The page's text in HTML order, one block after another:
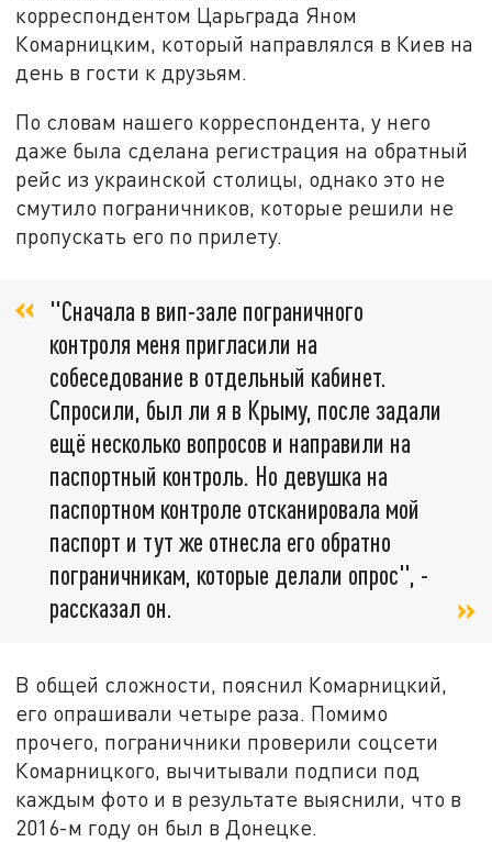
корреспондентом Царьграда Яном
Комарницким, который направлялся в Киев на
день в гости к друзьям.
По словам нашего корреспондента, у него
даже была сделана регистрация на обратный
рейс из украинской столицы, однако это не
смутило пограничников, которые решили не
пропускать его по прилету.
"Сначала в вип-зале пограничного
контроля меня пригласили на
собеседование в отдельный кабинет.
Спросили, был ли я в Крыму, после задали
ещё несколько вопросов и направили на
паспортный контроль. Но девушка на
паспортном контроле отсканировала мой
паспорт и тут же отнесла его обратно
пограничникам, которые делали опрос", -
рассказал он.
В общей сложности, пояснил Комарницкий,
его опрашивали четыре раза. Помимо
прочего, пограничники проверили соцсети
Комарницкого, вычитывали подписи под
каждым фото и в результате выяснили, что в
2016-м году он был в Донецке.